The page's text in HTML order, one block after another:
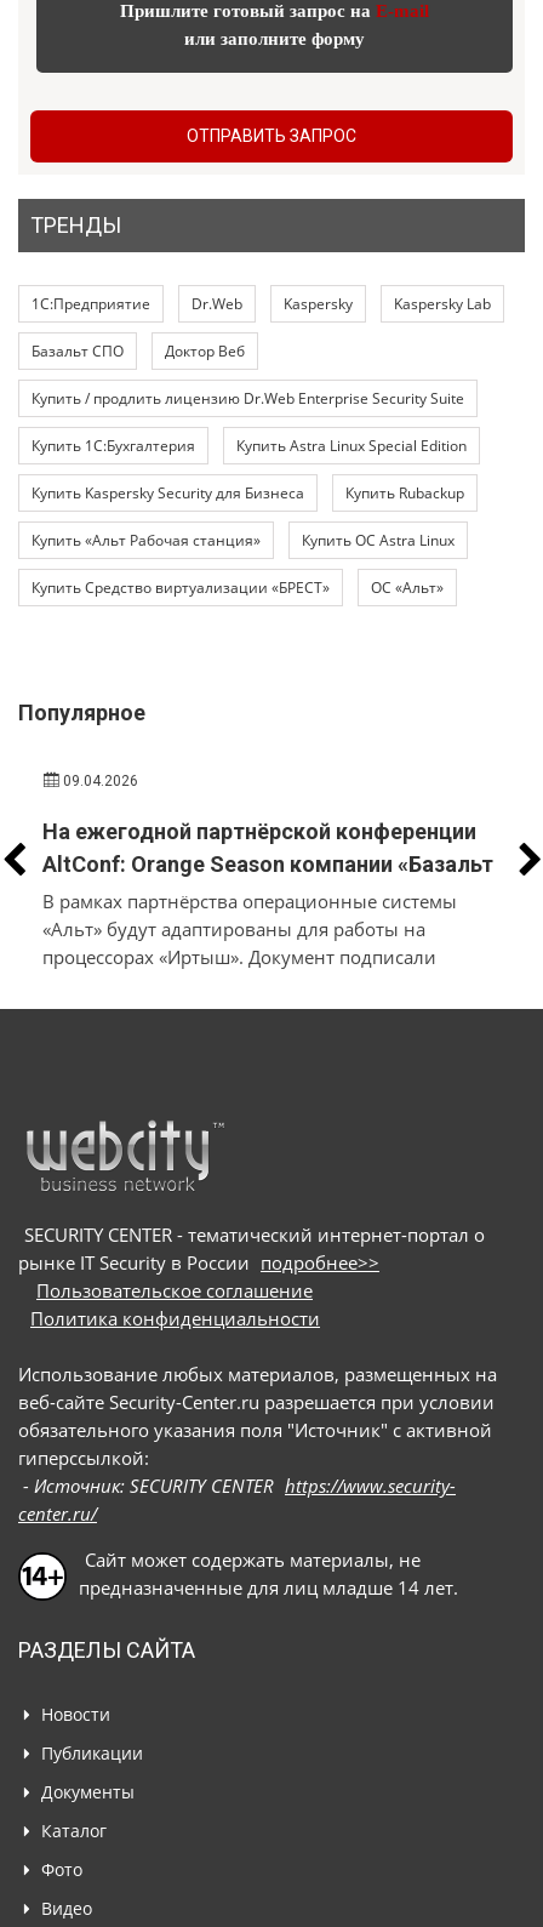
Пришлите готовый запрос на E-mail
или заполните форму
ОТПРАВИТЬ ЗАПРОС
ТРЕНДЫ
1С:Предприятие Dr.Web Kaspersky Kaspersky Lab
Базальт СПО Доктор Веб
Купить / продлить лицензию Dr.Web Enterprise Security Suite
Купить 1С:Бухгалтерия Купить Astra Linux Special Edition
Купить Kaspersky Security для Бизнеса Купить Rubackup
Купить «Альт Рабочая станция» Купить ОС Astra Linux
Купить Средство виртуализации «БРЕСТ» ОС «Альт»
Популярное
09.04.2026
На ежегодной партнёрской конференции
AltConf: Orange Season компании «Базальт
СПО» и «Трамплин Электроникс» объявили
о заключении соглашения о
технологическом сотрудничестве
В рамках партнёрства операционные системы
«Альт» будут адаптированы для работы на
процессорах «Иртыш». Документ подписали
ПО на собственной платформе и разработчики
SECURITY CENTER - тематический интернет-портал о
рынке IT Security в России подробнее>>
Пользовательское соглашение
Политика конфиденциальности
Использование любых материалов, размещенных на
веб-сайте Security-Center.ru разрешается при условии
обязательного указания поля "Источник" с активной
гиперссылкой:
- Источник: SECURITY CENTER https://www.security-
center.ru/
Сайт может содержать материалы, не
предназначенные для лиц младше 14 лет.
РАЗДЕЛЫ САЙТА
Новости
Публикации
Документы
Каталог
Фото
Видео